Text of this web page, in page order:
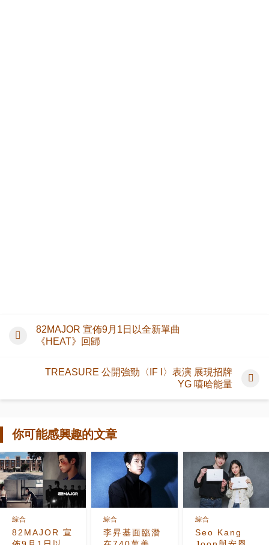
82MAJOR 宣佈9月1日以全新單曲
《HEAT》回歸
TREASURE 公開強勁〈IF I〉表演 展現招牌
YG 嘻哈能量
你可能感興趣的文章
82MAJOR 宣
綜合
李昇基面臨潛
綜合
Seo Kang
綜合